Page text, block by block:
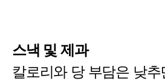
스낵 및 제과
칼로리와 당 부담은 낮추